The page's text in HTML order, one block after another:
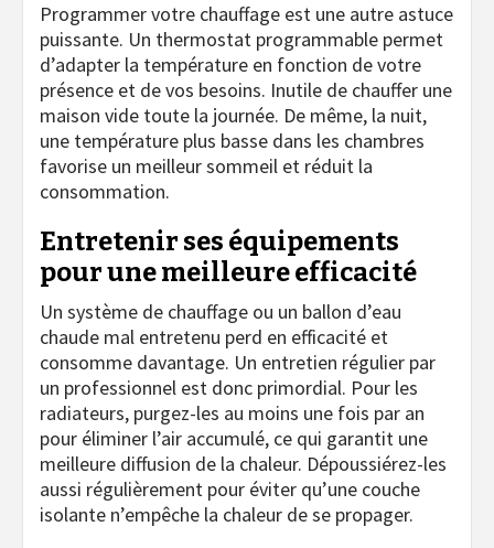
Programmer votre chauffage est une autre astuce
puissante. Un thermostat programmable permet
d’adapter la température en fonction de votre
présence et de vos besoins. Inutile de chauffer une
maison vide toute la journée. De même, la nuit,
une température plus basse dans les chambres
favorise un meilleur sommeil et réduit la
consommation.
Entretenir ses équipements
pour une meilleure efficacité
Un système de chauffage ou un ballon d’eau
chaude mal entretenu perd en efficacité et
consomme davantage. Un entretien régulier par
un professionnel est donc primordial. Pour les
radiateurs, purgez-les au moins une fois par an
pour éliminer l’air accumulé, ce qui garantit une
meilleure diffusion de la chaleur. Dépoussiérez-les
aussi régulièrement pour éviter qu’une couche
isolante n’empêche la chaleur de se propager.